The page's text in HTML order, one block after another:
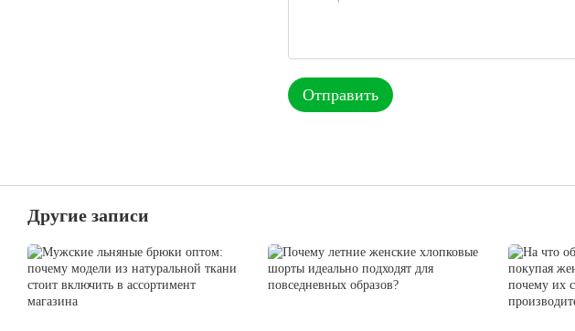
Отправить
Другие записи